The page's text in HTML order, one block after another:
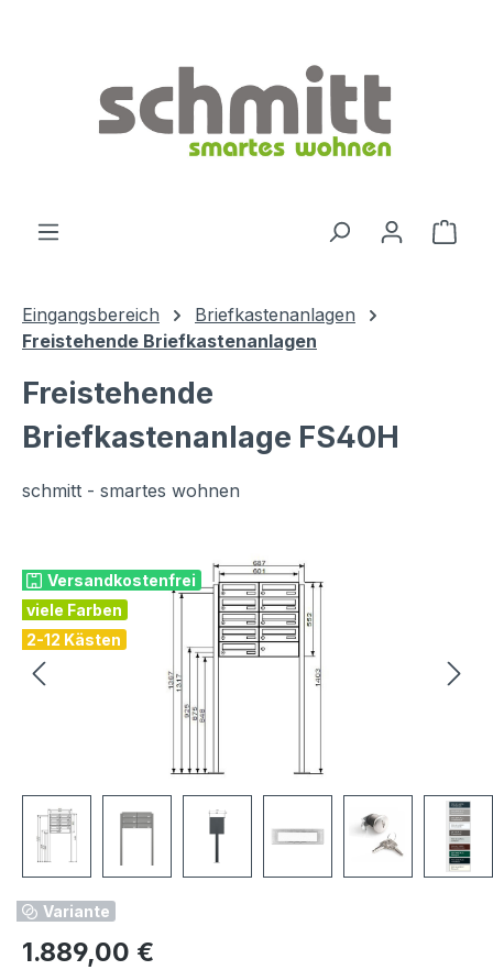
Eingangsbereich
Briefkastenanlagen
Freistehende Briefkastenanlagen
Freistehende
Briefkastenanlage FS40H
schmitt - smartes wohnen
Versandkostenfrei
viele Farben
2-12 Kästen
Variante
Regulärer Preis:
1.889,00 €